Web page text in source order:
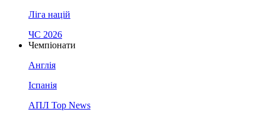
Ліга націй
ЧС 2026
Чемпіонати
Англія
Іспанія
АПЛ Top News